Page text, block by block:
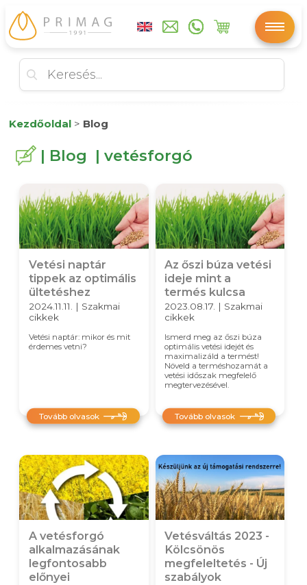
Kezdőoldal > Blog
| Blog | vetésforgó
Vetési naptár
tippek az optimális
ültetéshez
2024.11.11. | Szakmai
cikkek
Vetési naptár: mikor és mit
érdemes vetni?
Tovább olvasok
Az őszi búza vetési
ideje mint a
termés kulcsa
2023.08.17. | Szakmai
cikkek
Ismerd meg az őszi búza
optimális vetési idejét és
maximalizáld a termést!
Növeld a terméshozamát a
vetési időszak megfelelő
megtervezésével.
Tovább olvasok
A vetésforgó
alkalmazásának
legfontosabb
előnyei
Vetésváltás 2023 -
Kölcsönös
megfeleltetés - Új
szabályok